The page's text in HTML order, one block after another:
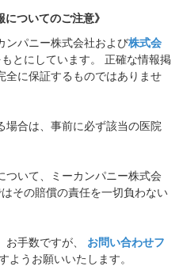
についてのご注意》
ンパニー株式会社および株式会
とにしています。 正確な情報掲
全に保証するものではありませ
場合は、事前に必ず該当の医院
ついて、ミーカンパニー株式会
はその賠償の責任を一切負わない
手数ですが、
お問い合わせフ
ようお願いいたします。